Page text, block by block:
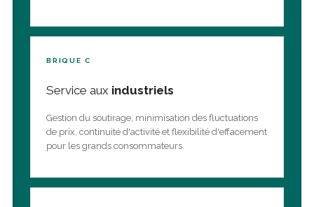
BRIQUE C
Service aux industriels
Gestion du soutirage, minimisation des fluctuations
de prix, continuité d'activité et flexibilité d'effacement
pour les grands consommateurs.